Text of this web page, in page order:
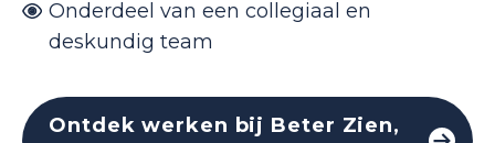
Onderdeel van een collegiaal en
deskundig team
Ontdek werken bij Beter Zien,